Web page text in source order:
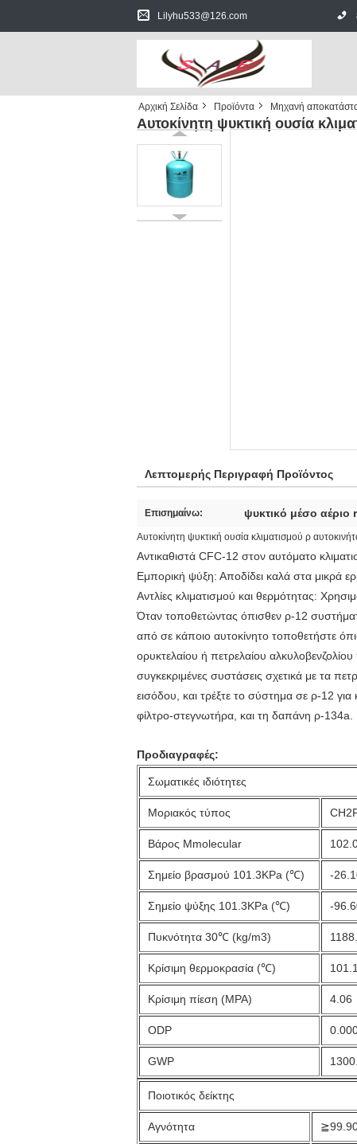
Lilyhu533@126.com
Αρχική Σελίδα Προϊόντα Μηχανή
Αυτοκίνητη ψυκτική ουσία
Λεπτομερής Περιγραφή Προϊόντος
Επισημαίνω: ψυκτικό μέσο αέριο
Αυτοκίνητη ψυκτική ουσία κλιματισμού ρ
Αντικαθιστά CFC-12 στον αυτόματο
Εμπορική ψύξη: Αποδίδει καλά στα μικρά
Αντλίες κλιματισμού και θερμότητας:
Όταν τοποθετώντας όπισθεν ρ-12
από σε κάποιο αυτοκίνητο τοποθετήστε
ορυκτελαίου ή πετρελαίου
συγκεκριμένες συστάσεις σχετικά με τα
εισόδου, και τρέξτε το σύστημα σε ρ-12
φίλτρο-στεγνωτήρα, και τη δαπάνη ρ-134a.
Προδιαγραφές:
Σωματικές ιδιότητες
Μοριακός τύπος
Βάρος Mmolecular
Σημείο βρασμού 101.3KPa (℃) -
Σημείο ψύξης 101.3KPa (℃) -
Πυκνότητα 30℃ (kg/m3)
Κρίσιμη θερμοκρασία (℃)
Κρίσιμη πίεση (MPA) 4.06
ODP
GWP
Ποιοτικός δείκτης
Αγνότητα